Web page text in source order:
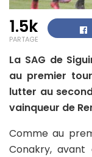
1.5k
PARTAGE
La SAG de
au premier
lutter au
vainqueur de
Comme au
Conakry,